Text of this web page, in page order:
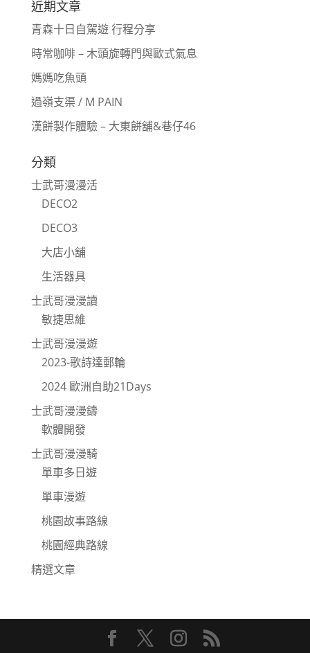
近期文章
青森十日自駕遊 行程分享
時常咖啡 – 木頭旋轉門與歐式氣息
媽媽吃魚頭
過嶺支渠 / M PAIN
漢餅製作體驗 – 大東餅舖&巷仔46
分類
士武哥漫漫活
DECO2
DECO3
大店小舖
生活器具
士武哥漫漫讀
敏捷思維
士武哥漫漫遊
2023-歌詩達郵輪
2024 歐洲自助21Days
士武哥漫漫鑄
軟體開發
士武哥漫漫騎
單車多日遊
單車漫遊
桃園故事路線
桃園經典路線
精選文章